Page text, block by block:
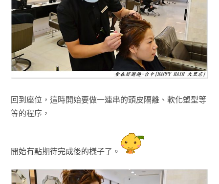
回到座位，這時開始要做一連串的頭皮隔離、 軟化塑型等
等的程序 ，
開始有點期待完成後的樣子了 。